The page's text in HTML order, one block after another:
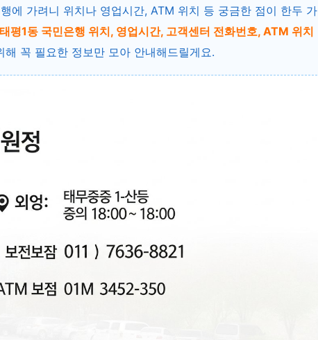
에 가려니 위치나 영업시간, ATM 위치 등 궁금한 점이 한두 가
평1동 국민은행 위치, 영업시간, 고객센터 전화번호, ATM 위치
해 꼭 필요한 정보만 모아 안내해드릴게요.